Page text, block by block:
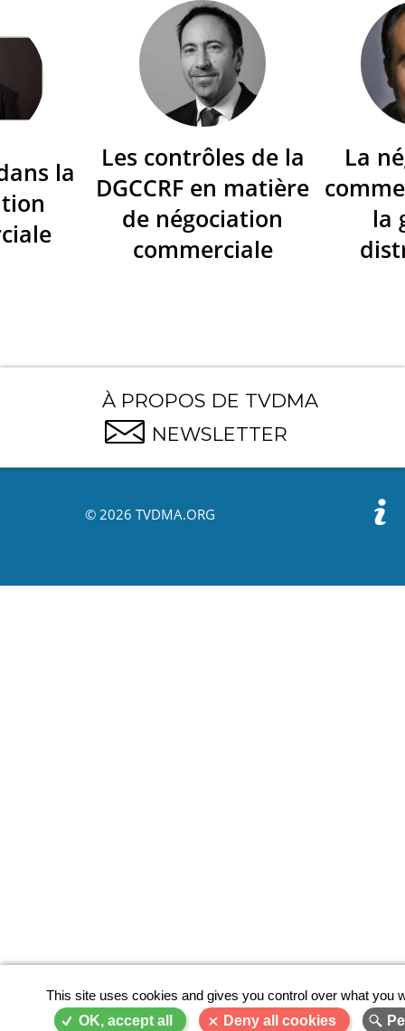
la
Les contrôles de la
DGCCRF en matière
de négociation
commerciale
La
la
À PROPOS DE TVDMA
NEWSLETTER
© 2026 TVDMA.ORG
This site uses cookies and gives you control over what you
OK, accept all
Deny all cookies